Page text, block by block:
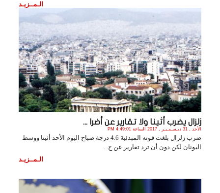
الـمــزيـد
زلزال يضرب أثينا ولا تقارير عن أضرا ...
الأحد , 31 ديـسـمـبـر , 2017 الساعة 4:49:01 PM
ضرب زلزال بلغت قوته المبدئية 4.6 درجة صباح اليوم الأحد أثينا ووسط
اليونان لكن دون أن ترد تقارير عن ح. .
الـمــزيـد